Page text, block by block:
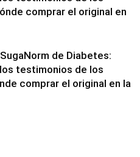
comprar el original en
de Diabetes:
testimonios de los
comprar el original en la